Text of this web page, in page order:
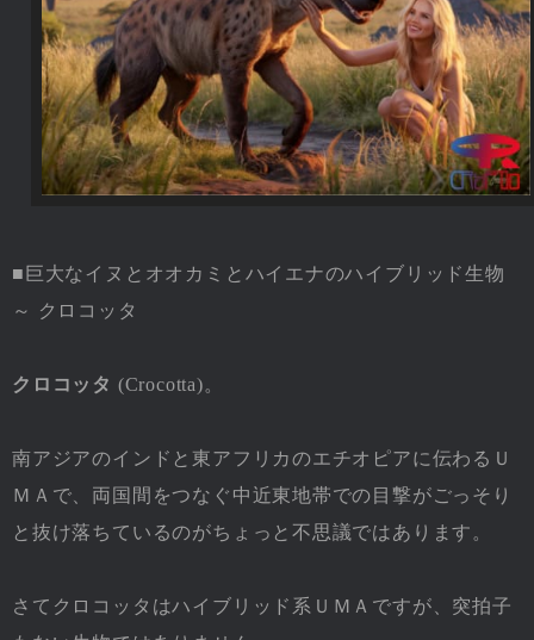
■巨大なイヌとオオカミとハイエナのハイブリッド生物
～ クロコッタ
クロコッタ (Crocotta)。
南アジアのインドと東アフリカのエチオピアに伝わるＵ
ＭＡで、両国間をつなぐ中近東地帯での目撃がごっそり
と抜け落ちているのがちょっと不思議ではあります。
さてクロコッタはハイブリッド系ＵＭＡですが、突拍子